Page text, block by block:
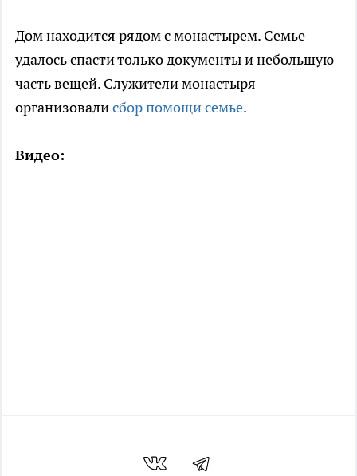
Дом находится рядом с монастырем. Семье
удалось спасти только документы и небольшую
часть вещей. Служители монастыря
организовалисбор помощи семье.
Видео: